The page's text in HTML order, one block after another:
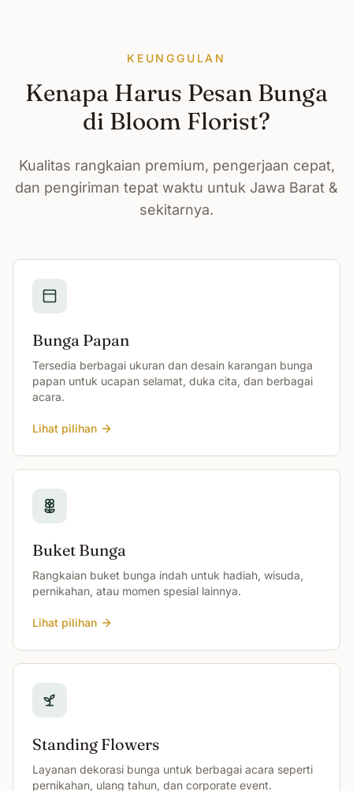
KEUNGGULAN
Kenapa Harus Pesan Bunga
di Bloom Florist?
Kualitas rangkaian premium, pengerjaan cepat,
dan pengiriman tepat waktu untuk Jawa Barat &
sekitarnya.
Bunga Papan
Tersedia berbagai ukuran dan desain karangan bunga
papan untuk ucapan selamat, duka cita, dan berbagai
acara.
Lihat pilihan
Buket Bunga
Rangkaian buket bunga indah untuk hadiah, wisuda,
pernikahan, atau momen spesial lainnya.
Lihat pilihan
Standing Flowers
Layanan dekorasi bunga untuk berbagai acara seperti
pernikahan, ulang tahun, dan corporate event.